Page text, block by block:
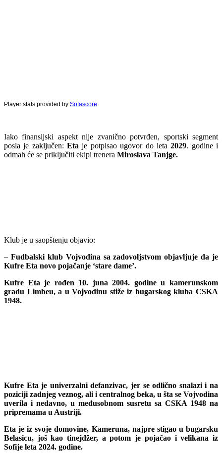
Player stats provided by Sofascore
Iako finansijski aspekt nije zvanično potvrđen, sportski segment
posla je zaključen:Eta je potpisao ugovor do leta2029. godine i
odmah će se priključiti ekipi trenera Miroslava Tanjge.
Klub je u saopštenju objavio:
– Fudbalski klub Vojvodina sa zadovoljstvom objavljuje da je
Kufre Eta novo pojačanje ‘stare dame’.
Kufre Eta je rođen 10. juna 2004. godine u kamerunskom
gradu Limbeu, a u Vojvodinu stiže iz bugarskog kluba CSKA
1948.
Kufre Eta je univerzalni defanzivac, jer se odlično snalazi i na
poziciji zadnjeg veznog, ali i centralnog beka, u šta se Vojvodina
uverila i nedavno, u međusobnom susretu sa CSKA 1948 na
pripremama u Austriji.
Eta je iz svoje domovine, Kameruna, najpre stigao u bugarsku
Belasicu, još kao tinejdžer, a potom je pojačao i velikana iz
Sofije leta 2024. godine.